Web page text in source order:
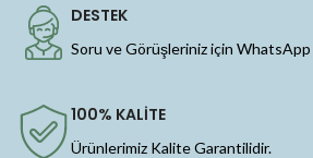
DESTEK
Soru ve Görüşleriniz için WhatsApp
100% KALİTE
Ürünlerimiz Kalite Garantilidir.